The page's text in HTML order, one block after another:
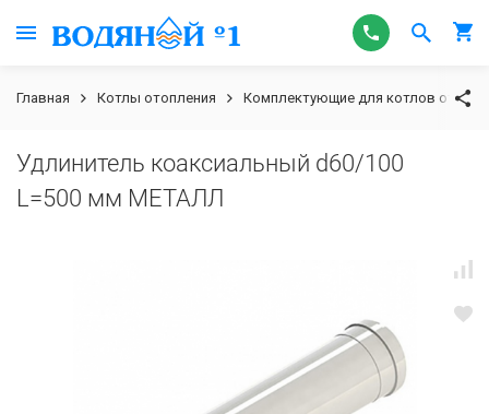
Главная Котлы отопления Комплектующие для котлов
Удлинитель коаксиальный d60/100
L=500 мм МЕТАЛЛ